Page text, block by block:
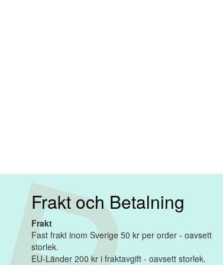
Frakt och Betalning
Frakt
Fast frakt inom Sverige 50 kr per order - oavsett
storlek.
EU-Länder 200 kr i fraktavgift - oavsett storlek.